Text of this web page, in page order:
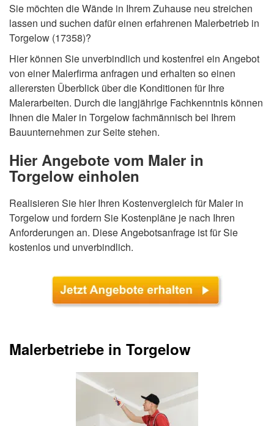
Sie möchten die Wände in Ihrem Zuhause neu streichen
lassen und suchen dafür einen erfahrenen Malerbetrieb in
Torgelow (17358)?
Hier können Sie unverbindlich und kostenfrei ein Angebot
von einer Malerfirma anfragen und erhalten so einen
allerersten Überblick über die Konditionen für Ihre
Malerarbeiten. Durch die langjährige Fachkenntnis können
Ihnen die Maler in Torgelow fachmännisch bei Ihrem
Bauunternehmen zur Seite stehen.
Hier Angebote vom Maler in
Torgelow einholen
Realisieren Sie hier Ihren Kostenvergleich für Maler in
Torgelow und fordern Sie Kostenpläne je nach Ihren
Anforderungen an. Diese Angebotsanfrage ist für Sie
kostenlos und unverbindlich.
Malerbetriebe in Torgelow